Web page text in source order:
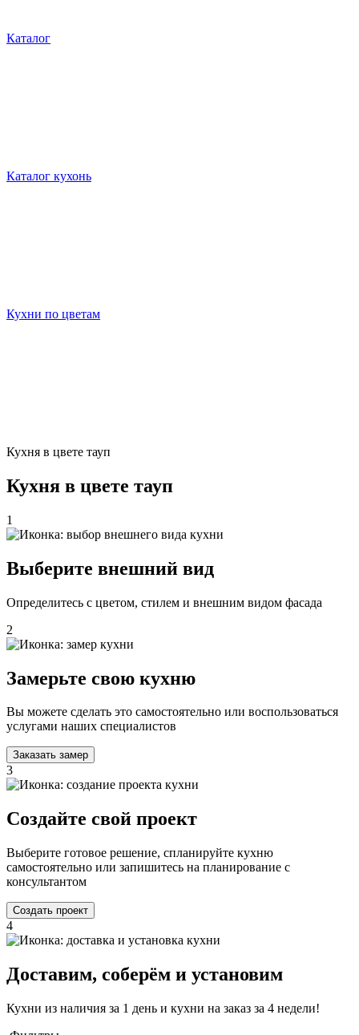
Каталог
Каталог кухонь
Кухни по цветам
Кухня в цвете тауп
Кухня в цвете тауп
1
Выберите внешний вид
Определитесь с цветом, стилем и внешним видом фасада
2
Замерьте свою кухню
Вы можете сделать это самостоятельно или воспользоваться
услугами наших специалистов
Заказать замер
3
Создайте свой проект
Выберите готовое решение, спланируйте кухню
самостоятельно или запишитесь на планирование с
консультантом
Создать проект
4
Доставим, соберём и установим
Кухни из наличия за 1 день и кухни на заказ за 4 недели!